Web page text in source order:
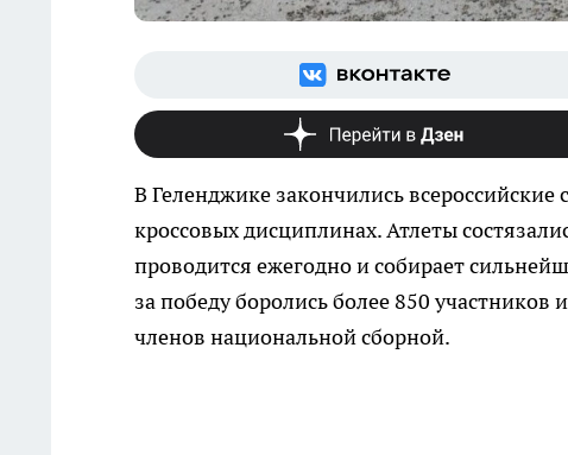
В Геленджике закончились
кроссовых дисциплинах. Атлеты
проводится ежегодно и собирает
за победу боролись более 850
членов национальной сборной.